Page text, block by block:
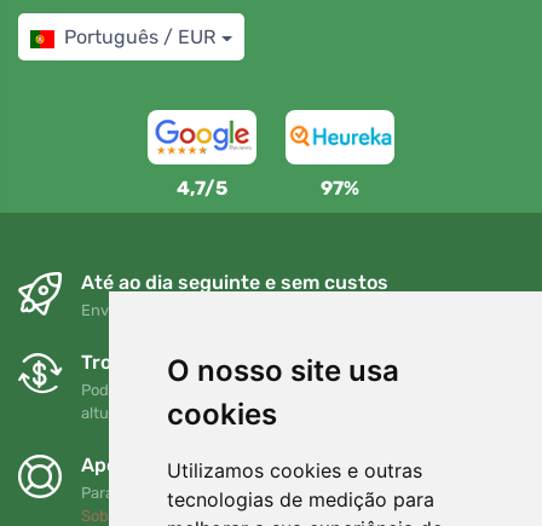
O nosso site usa
cookies
Utilizamos cookies e outras
tecnologias de medição para
Português / EUR
4,7/5 97%
Até ao dia seguinte e sem custos
Envio gratuito para encomendas superiores a 80 EUR
Trocas e devoluções gratuitas
Pode devolver ou trocar a sua encomenda em qualquer
altura no prazo de 90 dias
Apoiamos a Trees.org
Para cada encomenda plantamos uma árvore! Leia mais
Sobre nós